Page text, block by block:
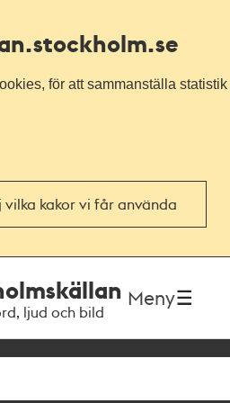
.stockholm.se
för att sammanställa
vilka kakor vi får använda
ljud och bild
Meny